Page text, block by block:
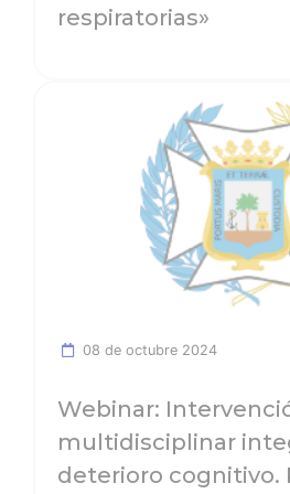
respiratorias»
08 de octubre 2024
Webinar:
multidisciplinar
deterioro cognitivo.